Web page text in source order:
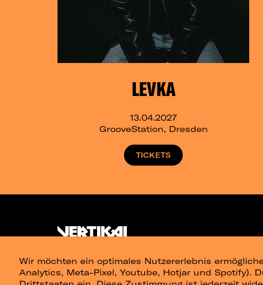
LEVKA
13.04.2027
GrooveStation, Dresden
TICKETS
Wir möchten ein optimales Nutzererlebnis
Analytics, Meta-Pixel, Youtube, Hotjar und Spotify).